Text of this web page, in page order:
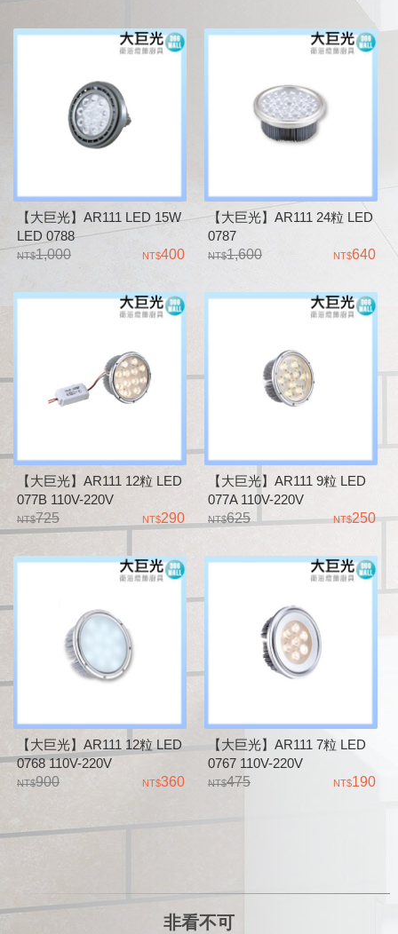
【大巨光】AR111 LED 15W
LED 0788
1,000
400
【大巨光】AR111 24粒 LED
0787
1,600
640
【大巨光】AR111 12粒 LED
077B 110V-220V
725
290
【大巨光】AR111 9粒 LED
077A 110V-220V
625
250
【大巨光】AR111 12粒 LED
0768 110V-220V
900
360
【大巨光】AR111 7粒 LED
0767 110V-220V
475
190
非看不可